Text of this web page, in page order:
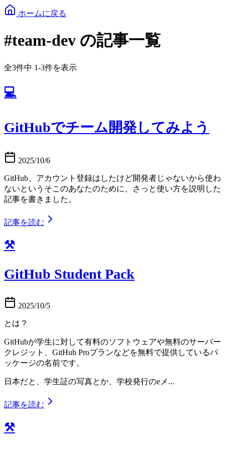
ホームに戻る
#team-dev の記事一覧
全3件中 1-3件を表示
💻
GitHubでチーム開発してみよう
2025/10/6
GitHub、アカウント登録はしたけど開発者じゃないから使わ
ないというそこのあなたのために、さっと使い方を説明した
記事を書きました。
記事を読む
⚒️
GitHub Student Pack
2025/10/5
とは？
GitHubが学生に対して有料のソフトウェアや無料のサーバー
クレジット、GitHub Proプランなどを無料で提供しているパ
ッケージの名前です。
日本だと、学生証の写真とか、学校発行のeメ...
記事を読む
⚒️